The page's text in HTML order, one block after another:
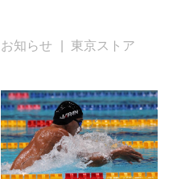
お知らせ 東京ストア